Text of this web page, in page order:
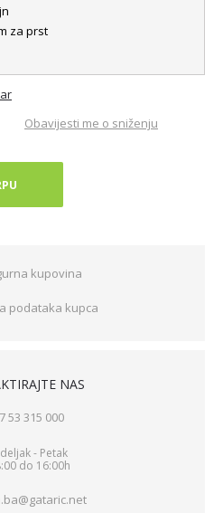
za prst
Obavijesti me o sniženju
kupovina
podataka kupca
NAS
53 315 000
- Petak
do 16:00h